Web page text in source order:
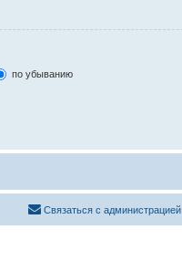
по убыванию
Связаться с администрацией